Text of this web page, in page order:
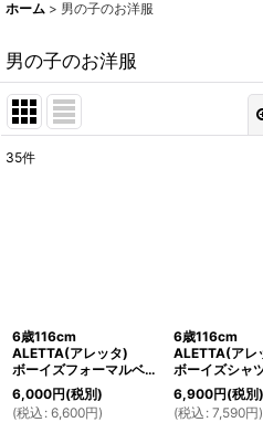
ホーム > 男の子のお洋服
男の子のお洋服
35件
6歳116cm
ALETTA(アレッタ)
ボーイズフォーマルベスト(ネイビー)
6,000円(税別)
(税込 : 6,600円)
6歳116cm
ALETTA(アレ
ボーイズシャツ(ダー
6,900円(税別)
(税込 : 7,590円)